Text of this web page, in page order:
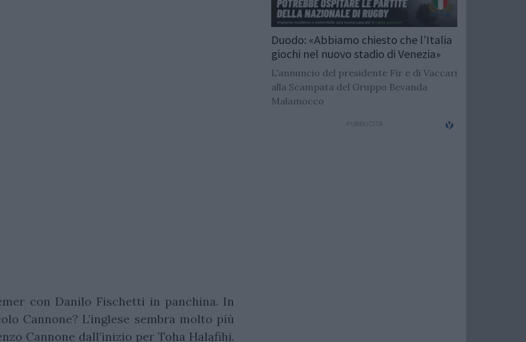
con Danilo Fischetti in panchina. In
Cannone? L’inglese sembra molto più
Cannone dall’inizio per Toha Halafihi.
Duodo: «Abbiamo chiesto che l’Italia
giochi nel nuovo stadio di Venezia»
L’annuncio del presidente Fir e di Vaccari
alla Scampata del Gruppo Bevanda
Malamocco